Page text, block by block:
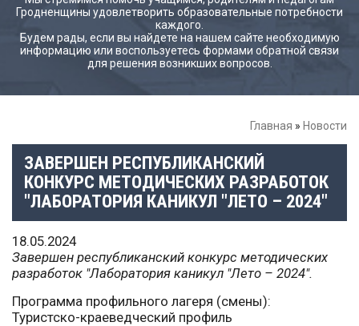
Гродненщины удовлетворить образовательные потребности
каждого.
Будем рады, если вы найдете на нашем сайте необходимую
информацию или воспользуетесь формами обратной связи
для решения возникших вопросов.
Главная » Новости
ЗАВЕРШЕН РЕСПУБЛИКАНСКИЙ
КОНКУРС МЕТОДИЧЕСКИХ РАЗРАБОТОК
"ЛАБОРАТОРИЯ КАНИКУЛ "ЛЕТО – 2024"
18.05.2024
Завершен республиканский конкурс методических
разработок "Лаборатория каникул "Лето – 2024".
Программа профильного лагеря (смены):
Туристско-краеведческий профиль